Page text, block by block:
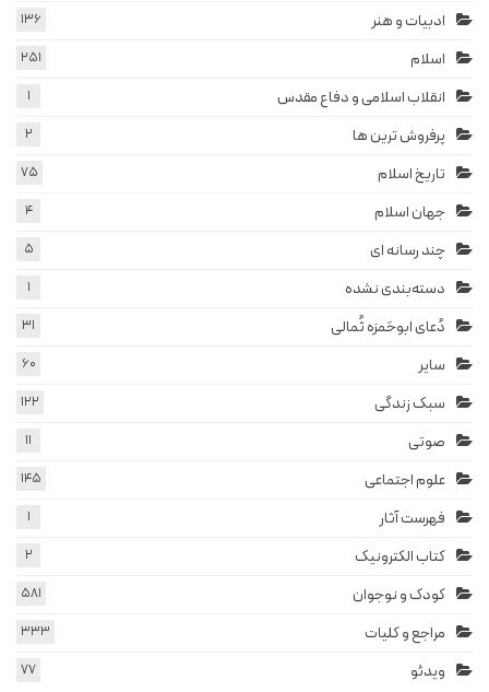
ادبیات و هنر 136
اسلام 251
انقلاب اسلامی و دفاع مقدس 1
پرفروش ترین ها 2
تاریخ اسلام 75
جهان اسلام 4
چند رسانه ای 5
دسته‌بندی نشده 1
دُعای ابوحَمزه ثُمالی 31
سایر 60
سبک زندگی 122
صوتی 11
علوم اجتماعی 145
فهرست آثار 1
کتاب الکترونیک 2
کودک و نوجوان 581
مراجع و کلیات 333
ویدئو 77